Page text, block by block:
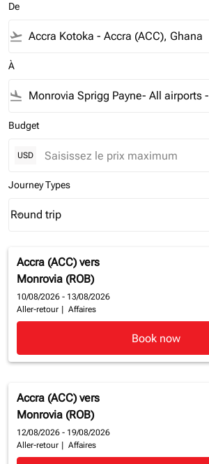
De
flight_takeoff
À
flight_land
Budget
USD
Journey Types
Journey Types option Round trip Selected
Round trip
keyboard_arrow_down
Accra (ACC) vers
Monrovia (ROB)
10/08/2026 - 13/08/2026
Aller-retour
Affaires
Book now
Accra (ACC) vers
Monrovia (ROB)
12/08/2026 - 19/08/2026
Aller-retour
Affaires